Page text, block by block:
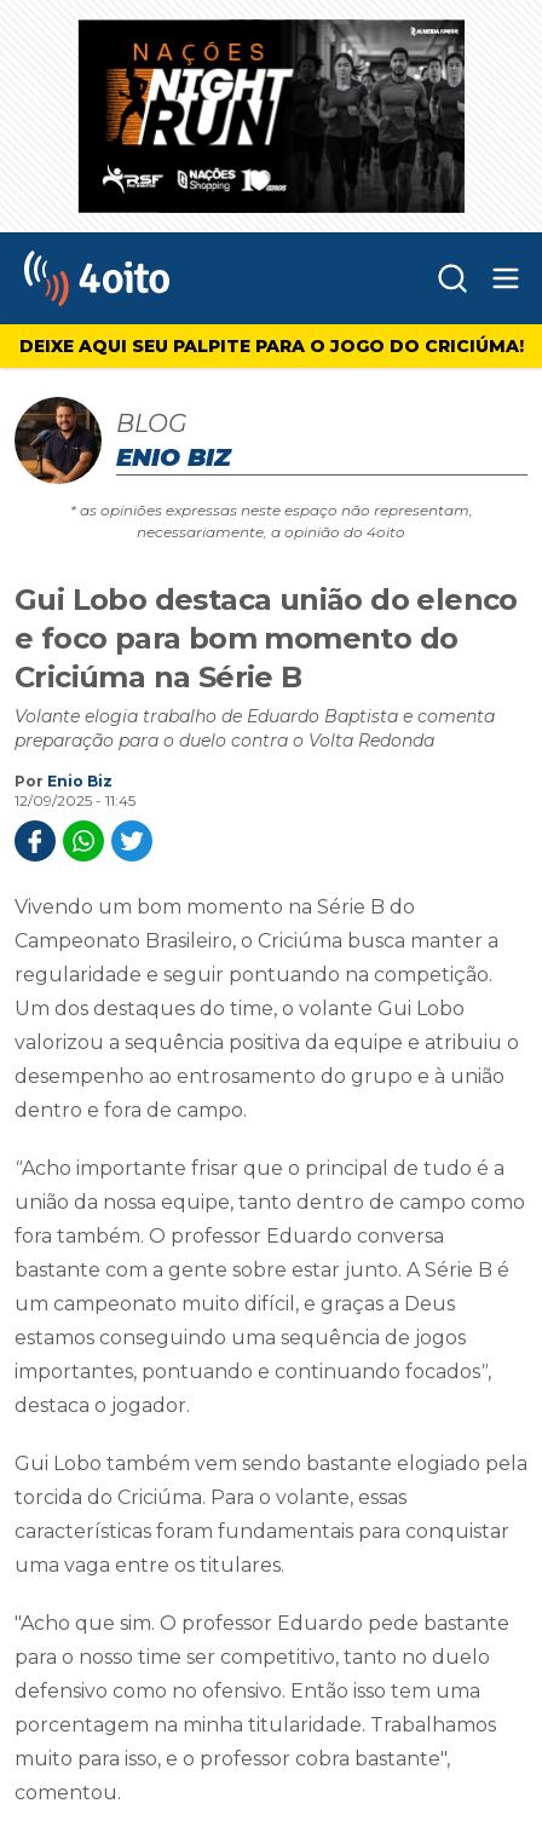
4oito
DEIXE AQUI SEU PALPITE PARA O JOGO DO CRICIÚMA!
BLOG
ENIO BIZ
* as opiniões expressas neste espaço não representam,
necessariamente, a opinião do 4oito
Gui Lobo destaca união do elenco
e foco para bom momento do
Criciúma na Série B
Volante elogia trabalho de Eduardo Baptista e comenta
preparação para o duelo contra o Volta Redonda
Por Enio Biz
12/09/2025 - 11:45
Vivendo um bom momento na Série B do
Campeonato Brasileiro, o Criciúma busca manter a
regularidade e seguir pontuando na competição.
Um dos destaques do time, o volante Gui Lobo
valorizou a sequência positiva da equipe e atribuiu o
desempenho ao entrosamento do grupo e à união
dentro e fora de campo.
"Acho importante frisar que o principal de tudo é a
união da nossa equipe, tanto dentro de campo como
fora também. O professor Eduardo conversa
bastante com a gente sobre estar junto. A Série B é
um campeonato muito difícil, e graças a Deus
estamos conseguindo uma sequência de jogos
importantes, pontuando e continuando focados",
destaca o jogador.
Gui Lobo também vem sendo bastante elogiado pela
torcida do Criciúma. Para o volante, essas
características foram fundamentais para conquistar
uma vaga entre os titulares.
"Acho que sim. O professor Eduardo pede bastante
para o nosso time ser competitivo, tanto no duelo
defensivo como no ofensivo. Então isso tem uma
porcentagem na minha titularidade. Trabalhamos
muito para isso, e o professor cobra bastante",
comentou.